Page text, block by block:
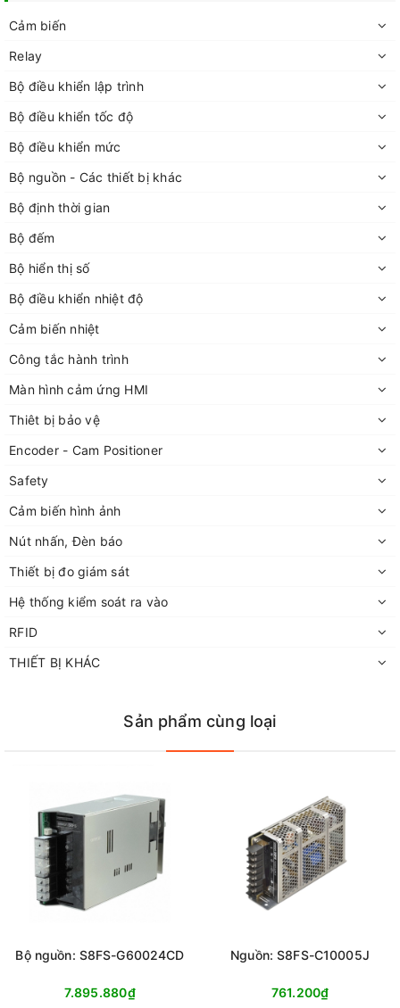
Cảm biến
Relay
Bộ điều khiển lập trình
Bộ điều khiển tốc độ
Bộ điều khiển mức
Bộ nguồn - Các thiết bị khác
Bộ định thời gian
Bộ đếm
Bộ hiển thị số
Bộ điều khiển nhiệt độ
Cảm biến nhiệt
Công tắc hành trình
Màn hình cảm ứng HMI
Thiêt bị bảo vệ
Encoder - Cam Positioner
Safety
Cảm biến hình ảnh
Nút nhấn, Đèn báo
Thiết bị đo giám sát
Hệ thống kiểm soát ra vào
RFID
THIẾT BỊ KHÁC
Sản phẩm cùng loại
Bộ nguồn: S8FS-G60024CD
7.895.880₫
Nguồn: S8FS-C10005J
761.200₫